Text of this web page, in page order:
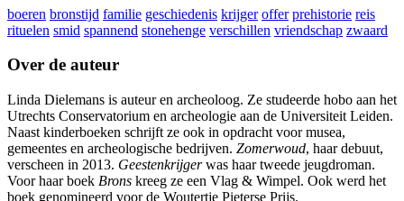
boeren bronstijd familie geschiedenis krijger offer prehistorie reis
rituelen smid spannend stonehenge verschillen vriendschap zwaard
Over de auteur
Linda Dielemans is auteur en archeoloog. Ze studeerde hobo aan het
Utrechts Conservatorium en archeologie aan de Universiteit Leiden.
Naast kinderboeken schrijft ze ook in opdracht voor musea,
gemeentes en archeologische bedrijven. Zomerwoud, haar debuut,
verscheen in 2013. Geestenkrijgerwas haar tweede jeugdroman.
Voor haar boek Brons kreeg ze een Vlag & Wimpel. Ook werd het
boek genomineerd voor de Woutertje Pieterse Prijs.